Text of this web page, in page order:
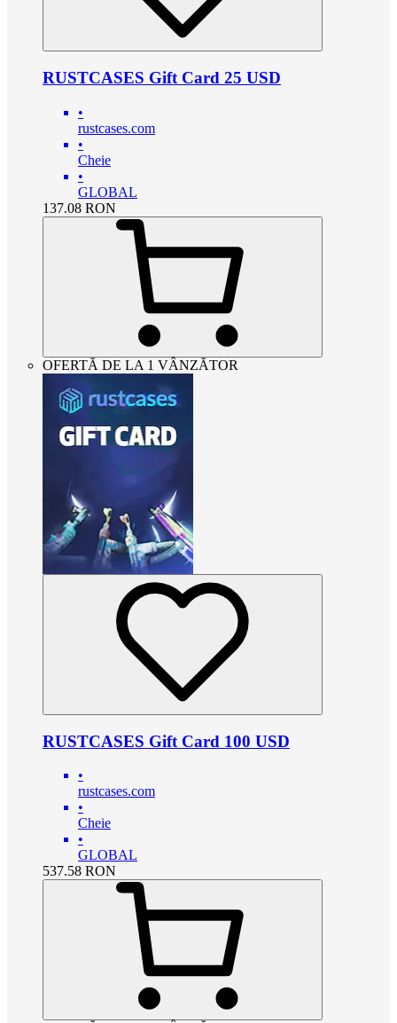
RUSTCASES Gift Card 25 USD
•
rustcases.com
•
Cheie
•
GLOBAL
137.08 RON
OFERTĂ DE LA 1 VÂNZĂTOR
RUSTCASES Gift Card 100 USD
•
rustcases.com
•
Cheie
•
GLOBAL
537.58 RON